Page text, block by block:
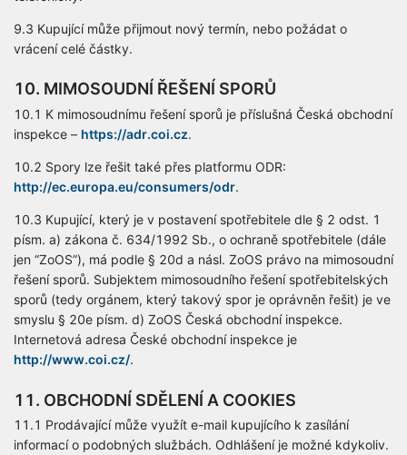
9.3 Kupující může přijmout nový termín, nebo požádat o
vrácení celé částky.
10. MIMOSOUDNÍ ŘEŠENÍ SPORŮ
10.1 K mimosoudnímu řešení sporů je příslušná Česká obchodní
inspekce – https://adr.coi.cz.
10.2 Spory lze řešit také přes platformu ODR:
http://ec.europa.eu/consumers/odr.
10.3 Kupující, který je v postavení spotřebitele dle § 2 odst. 1
písm. a) zákona č. 634/1992 Sb., o ochraně spotřebitele (dále
jen “ZoOS”), má podle § 20d a násl. ZoOS právo na mimosoudní
řešení sporů. Subjektem mimosoudního řešení spotřebitelských
sporů (tedy orgánem, který takový spor je oprávněn řešit) je ve
smyslu § 20e písm. d) ZoOS Česká obchodní inspekce.
Internetová adresa České obchodní inspekce je
http://www.coi.cz/.
11. OBCHODNÍ SDĚLENÍ A COOKIES
11.1 Prodávající může využít e-mail kupujícího k zasílání
informací o podobných službách. Odhlášení je možné kdykoliv.